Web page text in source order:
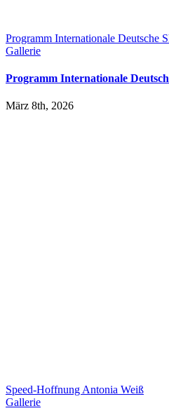
Programm Internationale Deutsche
Gallerie
Programm Internationale
März 8th, 2026
Speed-Hoffnung Antonia Weiß
Gallerie